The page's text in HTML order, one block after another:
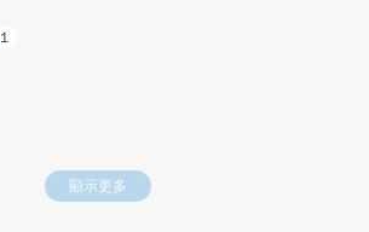
1
顯示更多